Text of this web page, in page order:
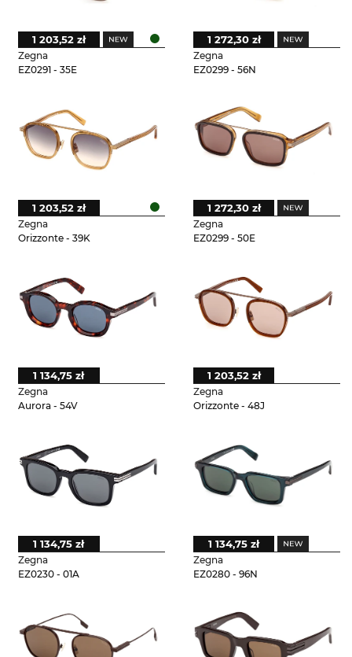
Zegna
EZ0291 - 35E
1 203,52 zł
Zegna
EZ0299 - 56N
1 272,30 zł
Zegna
Orizzonte - 39K
1 203,52 zł
Zegna
EZ0299 - 50E
1 272,30 zł
Zegna
Aurora - 54V
1 134,75 zł
Zegna
Orizzonte - 48J
1 203,52 zł
Zegna
EZ0230 - 01A
1 134,75 zł
Zegna
EZ0280 - 96N
1 134,75 zł